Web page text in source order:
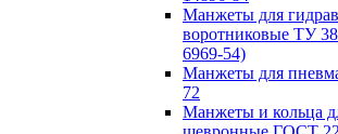
Манжеты для
воротниковые ТУ
6969-54)
Манжеты для
72
Манжеты и кольца